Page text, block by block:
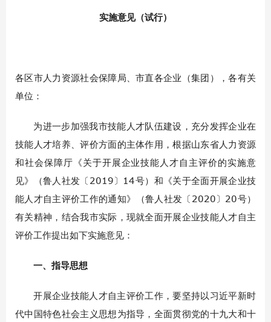
实施意见（试行）
各区市人力资源社会保障局、市直各企业（集团），各有关
单位：
为进一步加强我市技能人才队伍建设，充分发挥企业在
技能人才培养、评价方面的主体作用，根据山东省人力资源
和社会保障厅《关于开展企业技能人才自主评价的实施意
见》（鲁人社发〔2019〕14号）和《关于全面开展企业技
能人才自主评价工作的通知》（鲁人社发〔2020〕20号）
有关精神，结合我市实际，现就全面开展企业技能人才自主
评价工作提出如下实施意见：
一、指导思想
开展企业技能人才自主评价工作，要坚持以习近平新时
代中国特色社会主义思想为指导，全面贯彻党的十九大和十